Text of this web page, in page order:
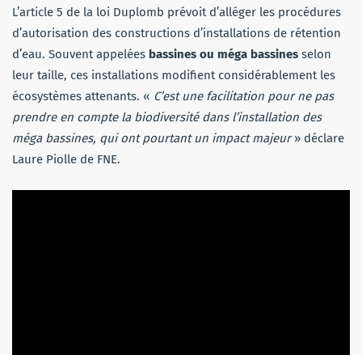
L’article 5 de la loi Duplomb prévoit d’alléger les procédures
d’autorisation des constructions d’installations de rétention
d’eau. Souvent appelées bassines ou méga bassines selon
leur taille, ces installations modifient considérablement les
écosystèmes attenants. « C’est une facilitation pour ne pas
prendre en compte la biodiversité dans l’installation des
méga bassines, qui ont pourtant un impact majeur» déclare
Laure Piolle de FNE.